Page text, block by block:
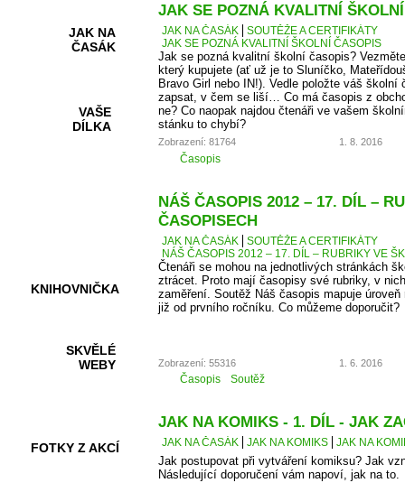
JAK NA
ČASÁK
VAŠE
DÍLKA
KNIHOVNIČKA
SKVĚLÉ
WEBY
FOTKY Z AKCÍ
JAK SE POZNÁ KVALITNÍ
JAK NA ČASÁK
SOUTĚŽE A CERTIFIKÁTY
JAK SE POZNÁ KVALITNÍ ŠKOLNÍ ČASOPIS
Jak se pozná kvalitní školní časopis?
který kupujete (ať už je to Sluníčko,
Bravo Girl nebo IN!). Vedle položte váš
zapsat, v čem se liší… Co má časopis z
ne? Co naopak najdou čtenáři ve vašem
stánku to chybí?
Zobrazení: 81764 1. 8. 2016
Časopis
NÁŠ ČASOPIS 2012 – 17. DÍL –
ČASOPISECH
JAK NA ČASÁK
SOUTĚŽE A CERTIFIKÁTY
NÁŠ ČASOPIS 2012 – 17. DÍL – RUBRIKY VE
Čtenáři se mohou na jednotlivých stránkách
ztrácet. Proto mají časopisy své rubriky, v
zaměření. Soutěž Náš časopis mapuje
již od prvního ročníku. Co můžeme doporučit?
Zobrazení: 55316 1. 6. 2016
Časopis Soutěž
JAK NA KOMIKS - 1. DÍL - JAK
JAK NA ČASÁK JAK NA KOMIKS JAK NA
Jak postupovat při vytváření komiksu? Jak
Následující doporučení vám napoví, jak na to.